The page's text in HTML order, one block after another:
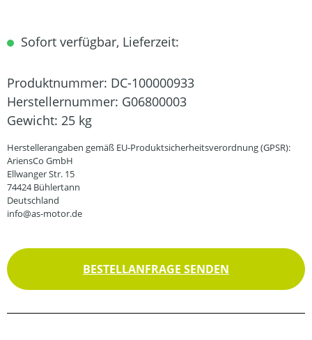
Sofort verfügbar, Lieferzeit:
Produktnummer: DC-100000933
Herstellernummer: G06800003
Gewicht: 25 kg
Herstellerangaben gemäß EU-Produktsicherheitsverordnung (GPSR):
AriensCo GmbH
Ellwanger Str. 15
74424 Bühlertann
Deutschland
info@as-motor.de
BESTELLANFRAGE SENDEN